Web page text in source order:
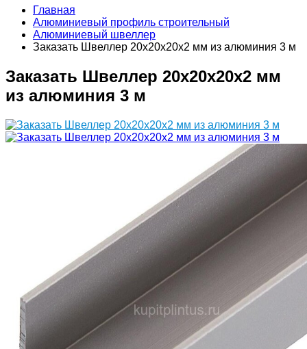
Главная
Алюминиевый профиль строительный
Алюминиевый швеллер
Заказать Швеллер 20х20х20х2 мм из алюминия 3 м
Заказать Швеллер 20х20х20х2 мм
из алюминия 3 м